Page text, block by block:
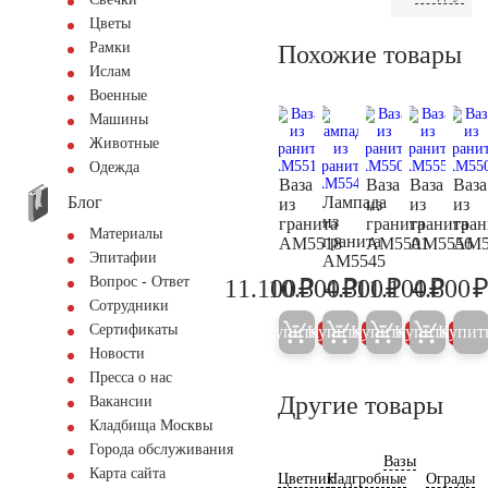
Цветы
Рамки
Ислам
Военные
Машины
Животные
Одежда
Блог
Материалы
Эпитафии
Вопрос - Ответ
Сотрудники
Сертификаты
Новости
Пресса о нас
Вакансии
Кладбища Москвы
Города обслуживания
Карта сайта
Похожие товары
Ваза
из
гранита
AM5518
11.700
11.100₽
Купить 5%
Лампада
из
гранита
AM5545
10.800
10.300₽
Купить 5%
Ваза
из
гранита
AM5501
4.500
4.300₽
Купить 5%
Ваза
из
гранита
AM5556
11.100₽
Купить 5%
Ваза
из
4.800₽
Другие товары
ЦветникНадгробные
Вазы
Ограды